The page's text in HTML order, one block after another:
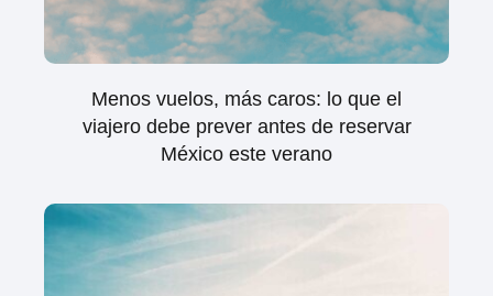
Menos vuelos, más caros: lo que el
viajero debe prever antes de reservar
México este verano